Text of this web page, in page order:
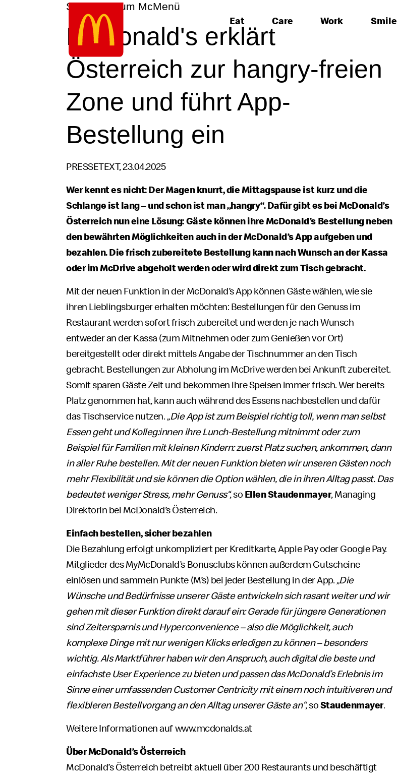
Google Recaptcha
Eat Care Work Smile
Schneller zum McMenü
McDonald's erklärt
Österreich zur hangry-freien
Zone und führt App-
Bestellung ein
PRESSETEXT, 23.04.2025
Wer kennt es nicht: Der Magen knurrt, die Mittagspause ist kurz und die
Schlange ist lang – und schon ist man „hangry“. Dafür gibt es bei McDonald’s
Österreich nun eine Lösung: Gäste können ihre McDonald’s Bestellung neben
den bewährten Möglichkeiten auch in der McDonald’s App aufgeben und
bezahlen. Die frisch zubereitete Bestellung kann nach Wunsch an der Kassa
oder im McDrive abgeholt werden oder wird direkt zum Tisch gebracht.
Mit der neuen Funktion in der McDonald’s App können Gäste wählen, wie sie
ihren Lieblingsburger erhalten möchten: Bestellungen für den Genuss im
Restaurant werden sofort frisch zubereitet und werden je nach Wunsch
entweder an der Kassa (zum Mitnehmen oder zum Genießen vor Ort)
bereitgestellt oder direkt mittels Angabe der Tischnummer an den Tisch
gebracht. Bestellungen zur Abholung im McDrive werden bei Ankunft zubereitet.
Somit sparen Gäste Zeit und bekommen ihre Speisen immer frisch. Wer bereits
Platz genommen hat, kann auch während des Essens nachbestellen und dafür
das Tischservice nutzen.„Die App ist zum Beispiel richtig toll, wenn man selbst
Essen geht und Kolleg:innen ihre Lunch-Bestellung mitnimmt oder zum
Beispiel für Familien mit kleinen Kindern: zuerst Platz suchen, ankommen, dann
in aller Ruhe bestellen. Mit der neuen Funktion bieten wir unseren Gästen noch
mehr Flexibilität und sie können die Option wählen, die in ihren Alltag passt. Das
bedeutet weniger Stress, mehr Genuss“, so Ellen Staudenmayer, Managing
Direktorin bei McDonald’s Österreich.
Einfach bestellen, sicher bezahlen
Die Bezahlung erfolgt unkompliziert per Kreditkarte, Apple Pay oder Google Pay.
Mitglieder des MyMcDonald’s Bonusclubs können außerdem Gutscheine
einlösen und sammeln Punkte (M’s) bei jeder Bestellung in der App.„Die
Wünsche und Bedürfnisse unserer Gäste entwickeln sich rasant weiter und wir
gehen mit dieser Funktion direkt darauf ein: Gerade für jüngere Generationen
sind Zeitersparnis und Hyperconvenience – also die Möglichkeit, auch
komplexe Dinge mit nur wenigen Klicks erledigen zu können – besonders
wichtig. Als Marktführer haben wir den Anspruch, auch digital die beste und
einfachste User Experience zu bieten und passen das McDonald’s Erlebnis im
Sinne einer umfassenden Customer Centricity mit einem noch intuitiveren und
flexibleren Bestellvorgang an den Alltag unserer Gäste an“, soStaudenmayer.
Weitere Informationen aufwww.mcdonalds.at
Über McDonald’s Österreich
McDonald’s Österreich betreibt aktuell über 200 Restaurants und beschäftigt